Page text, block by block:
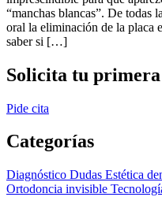
“manchas blancas”. De todas
oral la eliminación de la placa
saber si […]
Solicita tu
Pide cita
Categorías
Diagnóstico Dudas Estética
Ortodoncia invisible